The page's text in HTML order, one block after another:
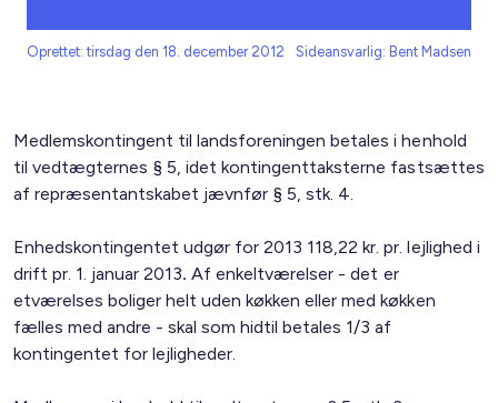
Oprettet: tirsdag den 18. december 2012 Sideansvarlig: Bent Madsen
Medlemskontingent til landsforeningen betales i henhold
til vedtægternes § 5, idet kontingenttaksterne fastsættes
af repræsentantskabet jævnfør § 5, stk. 4.
Enhedskontingentet udgør for 2013 118,22 kr. pr. lejlighed i
drift pr. 1. januar 2013. Af enkeltværelser - det er
etværelses boliger helt uden køkken eller med køkken
fælles med andre - skal som hidtil betales 1/3 af
kontingentet for lejligheder.